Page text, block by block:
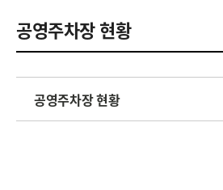
공영주차장 현황
공영주차장 현황